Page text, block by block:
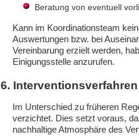
Beratung von eventuell
Kann im Koordinationsteam
Auswertungen bzw. bei
Vereinbarung erzielt werden,
Einigungsstelle anzurufen.
6.
Im Unterschied zu früheren
verzichtet. Dies setzt voraus,
nachhaltige Atmosphäre des